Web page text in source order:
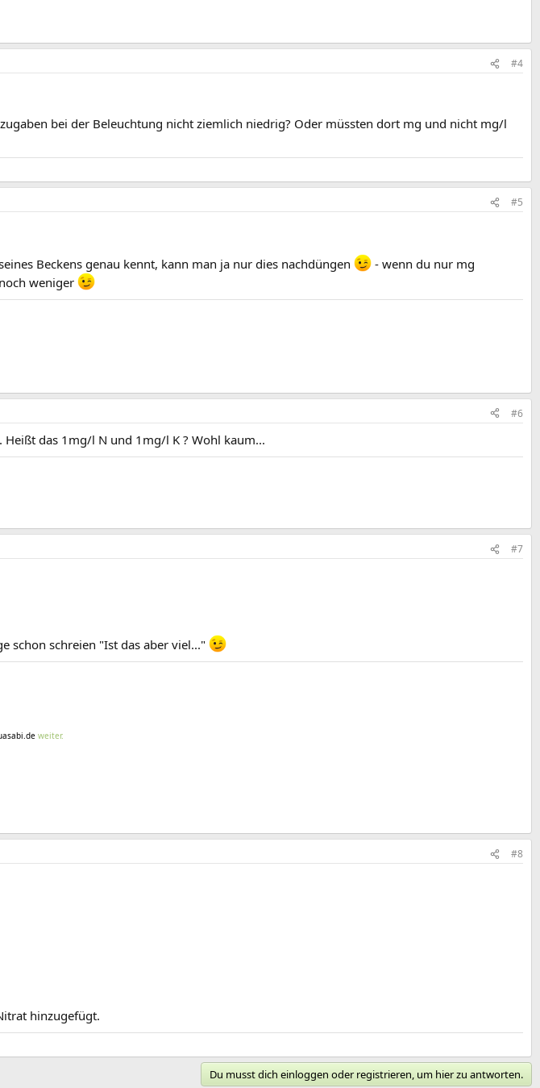
#4
bei der Beleuchtung nicht ziemlich niedrig? Oder müssten dort mg und nicht mg/l
#5
Beckens genau kennt, kann man ja nur dies nachdüngen
- wenn du nur mg
weniger
#6
das 1mg/l N und 1mg/l K ? Wohl kaum...
#7
schon schreien "Ist das aber viel..."
weiter.
#8
hinzugefügt.
Du musst dich einloggen oder registrieren, um hier zu antworten.